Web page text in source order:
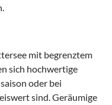
mit begrenztem
sich hochwertige
oder bei
sind. Geräumige